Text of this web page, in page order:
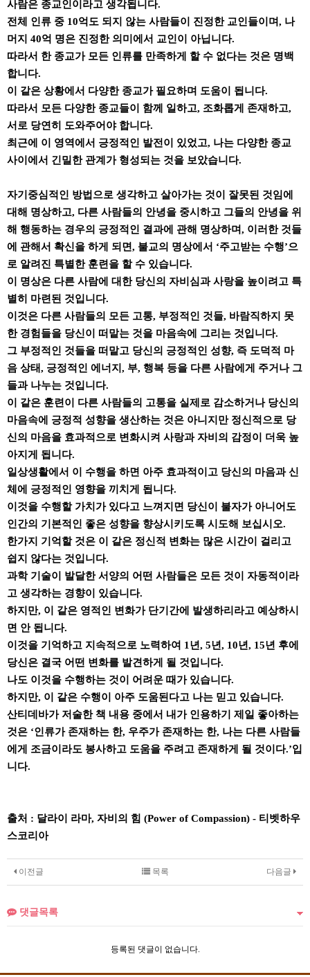
사람은 종교인이라고 생각됩니다.
전체 인류 중 10억도 되지 않는 사람들이 진정한 교인들이며, 나
머지 40억 명은 진정한 의미에서 교인이 아닙니다.
따라서 한 종교가 모든 인류를 만족하게 할 수 없다는 것은 명백
합니다.
이 같은 상황에서 다양한 종교가 필요하며 도움이 됩니다.
따라서 모든 다양한 종교들이 함께 일하고, 조화롭게 존재하고,
서로 당연히 도와주어야 합니다.
최근에 이 영역에서 긍정적인 발전이 있었고, 나는 다양한 종교
사이에서 긴밀한 관계가 형성되는 것을 보았습니다.
자기중심적인 방법으로 생각하고 살아가는 것이 잘못된 것임에
대해 명상하고, 다른 사람들의 안녕을 중시하고 그들의 안녕을 위
해 행동하는 경우의 긍정적인 결과에 관해 명상하며, 이러한 것들
에 관해서 확신을 하게 되면, 불교의 명상에서 ‘주고받는 수행’으
로 알려진 특별한 훈련을 할 수 있습니다.
이 명상은 다른 사람에 대한 당신의 자비심과 사랑을 높이려고 특
별히 마련된 것입니다.
이것은 다른 사람들의 모든 고통, 부정적인 것들, 바람직하지 못
한 경험들을 당신이 떠맡는 것을 마음속에 그리는 것입니다.
그 부정적인 것들을 떠맡고 당신의 긍정적인 성향, 즉 도덕적 마
음 상태, 긍정적인 에너지, 부, 행복 등을 다른 사람에게 주거나 그
들과 나누는 것입니다.
이 같은 훈련이 다른 사람들의 고통을 실제로 감소하거나 당신의
마음속에 긍정적 성향을 생산하는 것은 아니지만 정신적으로 당
신의 마음을 효과적으로 변화시켜 사랑과 자비의 감정이 더욱 높
아지게 됩니다.
일상생활에서 이 수행을 하면 아주 효과적이고 당신의 마음과 신
체에 긍정적인 영향을 끼치게 됩니다.
이것을 수행할 가치가 있다고 느껴지면 당신이 불자가 아니어도
인간의 기본적인 좋은 성향을 향상시키도록 시도해 보십시오.
한가지 기억할 것은 이 같은 정신적 변화는 많은 시간이 걸리고
쉽지 않다는 것입니다.
과학 기술이 발달한 서양의 어떤 사람들은 모든 것이 자동적이라
고 생각하는 경향이 있습니다.
하지만, 이 같은 영적인 변화가 단기간에 발생하리라고 예상하시
면 안 됩니다.
이것을 기억하고 지속적으로 노력하여 1년, 5년, 10년, 15년 후에
당신은 결국 어떤 변화를 발견하게 될 것입니다.
나도 이것을 수행하는 것이 어려운 때가 있습니다.
하지만, 이 같은 수행이 아주 도움된다고 나는 믿고 있습니다.
산티데바가 저술한 책 내용 중에서 내가 인용하기 제일 좋아하는
것은 ‘인류가 존재하는 한, 우주가 존재하는 한, 나는 다른 사람들
에게 조금이라도 봉사하고 도움을 주려고 존재하게 될 것이다.’입
니다.
출처 : 달라이 라마, 자비의 힘 (Power of Compassion) - 티벳하우
스코리아
이전글 다음글
목록
댓글목록
등록된 댓글이 없습니다.